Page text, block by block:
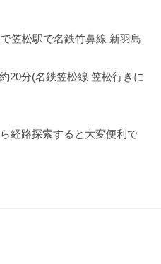
笠松駅で名鉄竹鼻線 新羽島
20分(名鉄笠松線 笠松行きに
経路探索すると大変便利で